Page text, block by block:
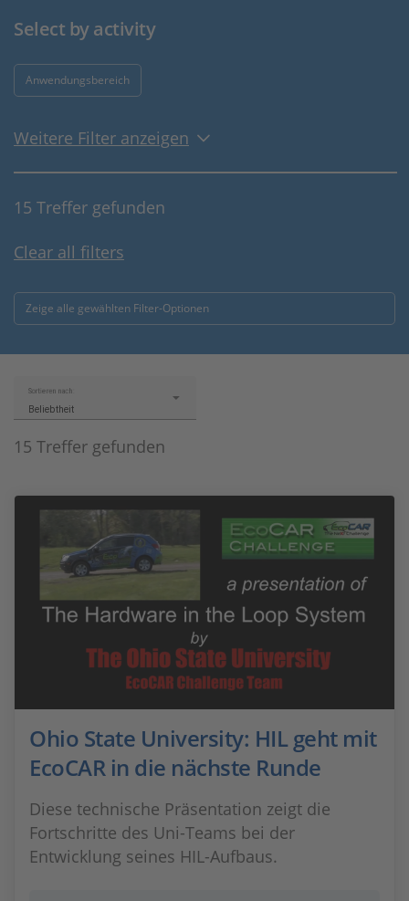
Select by activity
Anwendungsbereich
Weitere Filter anzeigen
15 Treffer gefunden
Clear all filters
Zeige alle gewählten Filter-Optionen
15 Treffer gefunden
Sortieren nach:
Beliebtheit
Ohio State University: HIL geht mit
EcoCAR in die nächste Runde
Diese technische Präsentation zeigt die
Fortschritte des Uni-Teams bei der
Entwicklung seines HIL-Aufbaus.